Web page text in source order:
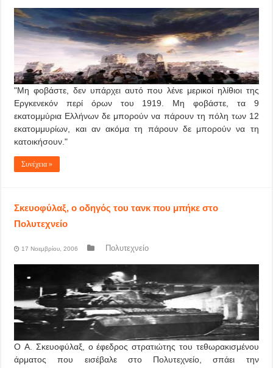
"Μη φοβάστε, δεν υπάρχει αυτό που λένε μερικοί ηλίθιοι της
Εργκενεκόν περί όρων του 1919. Μη φοβάστε, τα 9
εκατομμύρια Ελλήνων δε μπορούν να πάρουν τη πόλη των 12
εκατομμυρίων, και αν ακόμα τη πάρουν δε μπορούν να τη
κατοικήσουν."
Συνέχεια »
Σκευοφύλαξ, ο οδηγός του τανκ που μπήκε στο
Πολυτεχνείο
17 Νοεμβρίου, 2006 Πολυτεχνείο
Ο A. Σκευοφύλαξ, ο έφεδρος στρατιώτης του τεθωρακισμένου
άρματος που εισέβαλε στο Πολυτεχνείο, σπάει την